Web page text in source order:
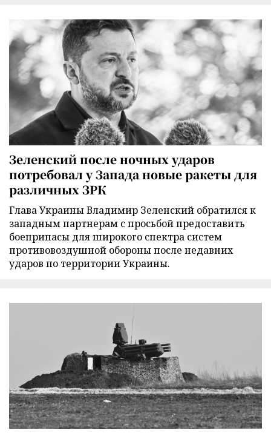
Зеленский после ночных ударов
потребовал у Запада новые ракеты для
различных ЗРК
Глава Украины Владимир Зеленский обратился к
западным партнерам с просьбой предоставить
боеприпасы для широкого спектра систем
противовоздушной обороны после недавних
ударов по территории Украины.